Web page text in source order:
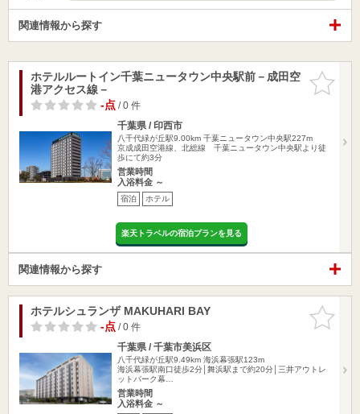
関連情報から探す
お気に入
りに追加
ホテルルートイン千葉ニュータウン中央駅前－成田空
港アクセス線－
-点/ 0 件
千葉県 / 印西市
八千代緑が丘駅9.00km 千葉ニュータウン中央駅227m
京成成田空港線、北総線 千葉ニュータウン中央駅より徒
歩にて約3分
営業時間
入浴料金 ～
宿泊 ホテル
楽天トラベルの宿泊プランを見る
関連情報から探す
お気に入
りに追加
ホテルシュランザ MAKUHARI BAY
-点/ 0 件
千葉県 / 千葉市美浜区
八千代緑が丘駅9.49km 海浜幕張駅123m
海浜幕張駅南口徒歩2分│舞浜駅まで約20分│三井アウトレ
ットパーク幕…
営業時間
入浴料金 ～